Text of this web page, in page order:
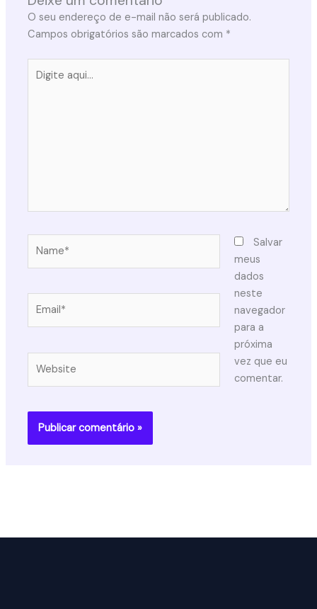
O seu endereço de e-mail não será publicado.
Campos obrigatórios são marcados com *
aqui...
Salvar
meus
dados
neste
navegador
para a
próxima
vez que eu
comentar.